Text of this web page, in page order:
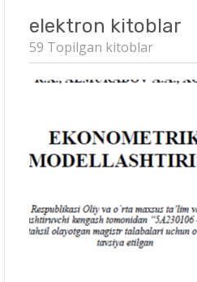
elektron kitoblar
59 Topilgan kitoblar